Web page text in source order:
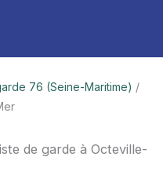
76 (Seine-Maritime) /
de garde à Octeville-